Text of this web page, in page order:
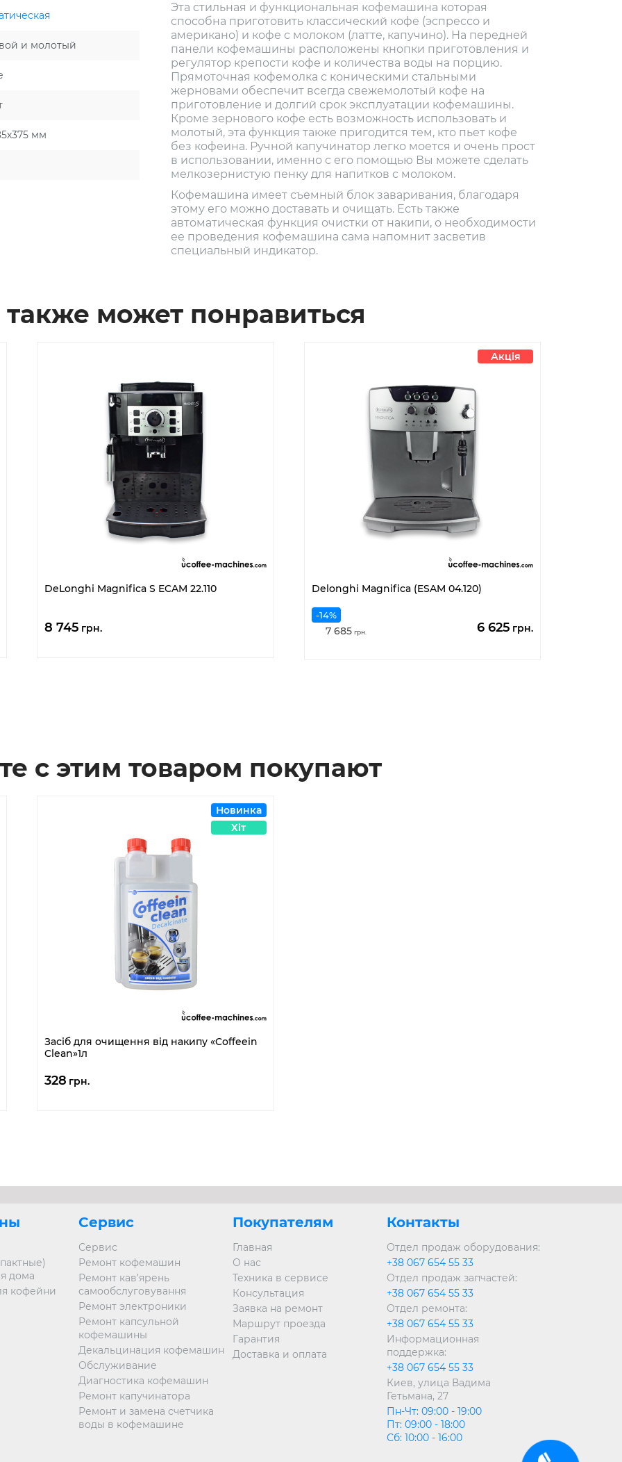
Эта стильная и функциональная кофемашина которая
способна приготовить классический кофе (эспрессо и
американо) и кофе с молоком (латте, капучино). На передней
панели кофемашины расположены кнопки приготовления и
регулятор крепости кофе и количества воды на порцию.
Прямоточная кофемолка с коническими стальными
жерновами обеспечит всегда свежемолотый кофе на
приготовление и долгий срок эксплуатации кофемашины.
Кроме зернового кофе есть возможность использовать и
молотый, эта функция также пригодится тем, кто пьет кофе
без кофеина. Ручной капучинатор легко моется и очень прост
в использовании, именно с его помощью Вы можете сделать
мелкозернистую пенку для напитков с молоком.
Кофемашина имеет съемный блок заваривания, благодаря
этому его можно доставать и очищать. Есть также
автоматическая функция очистки от накипи, о необходимости
ее проведения кофемашина сама напомнит засветив
специальный индикатор.
и молотый
мм
может понравиться
DeLonghi Magnifica S ECAM 22.110
8 745 грн.
Delonghi Magnifica (ESAM 04.120)
Акція
-14%
7 685 грн.
Первоначальная
6 625 грн.Текущая
с этим товаром покупают
Засіб для очищення від накипу «Coffeein
Clean»1л
Новинка
Хіт
328 грн.
Контакты
Отдел продаж оборудования:
+38 067 654 55 33
Отдел продаж запчастей:
+38 067 654 55 33
Отдел ремонта:
+38 067 654 55 33
Информационная
поддержка:
+38 067 654 55 33
Киев, улица Вадима
Гетьмана, 27
Пн-Чт: 09:00 - 19:00
Пт: 09:00 - 18:00
Сб: 10:00 - 16:00
Покупателям
Главная
О нас
Техника в сервисе
Консультация
Заявка на ремонт
Маршрут проезда
Гарантия
Доставка и оплата
Сервис
Сервис
Ремонт кофемашин
Ремонт кав’ярень
самообслуговування
Ремонт электроники
Ремонт капсульной
кофемашины
Декальцинация кофемашин
Обслуживание
Диагностика кофемашин
Ремонт капучинатора
Ремонт и замена счетчика
воды в кофемашине
дома
кофейни